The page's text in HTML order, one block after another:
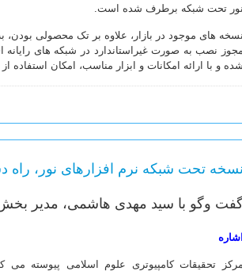
نور تحت شبکه برطرف شده است.
نسخه های موجود در بازار، علاوه بر تک محصولی بودن،
مجوز نصب به صورت غیراستاندارد در شبکه های
شده و با ارائه امکانات و ابزار مناسب، امکان
نسخه تحت شبکه نرم افزارهای نور،
وگو با سید مهدی هاشمی، مدیر بخش
اشاره
مرکز تحقیقات کامپیوتری علوم اسلامی پیوسته